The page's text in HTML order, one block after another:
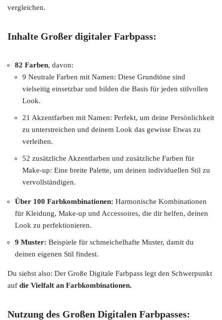
vergleichen.
Inhalte Großer digitaler Farbpass:
82 Farben, davon:
9 Neutrale Farben mit Namen: Diese Grundtöne sind
vielseitig einsetzbar und bilden die Basis für jeden stilvollen
Look.
21 Akzentfarben mit Namen: Perfekt, um deine Persönlichkeit
zu unterstreichen und deinem Look das gewisse Etwas zu
verleihen.
52 zusätzliche Akzentfarben und zusätzliche Farben für
Make-up: Eine breite Palette, um deinen individuellen Stil zu
vervollständigen.
Über 100 Farbkombinationen: Harmonische Kombinationen
für Kleidung, Make-up und Accessoires, die dir helfen, deinen
Look zu perfektionieren.
9 Muster: Beispiele für schmeichelhafte Muster, damit du
deinen eigenen Stil findest.
Du siehst also: Der Große Digitale Farbpass legt den Schwerpunkt
auf die Vielfalt an Farbkombinationen.
Nutzung des Großen Digitalen Farbpasses: